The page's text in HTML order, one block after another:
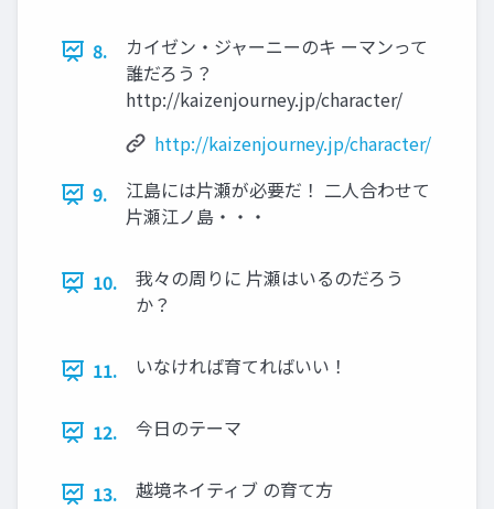
8.
カイゼン・ジャーニーのキ ーマンって
誰だろう？
http://kaizenjourney.jp/character/
http://kaizenjourney.jp/character/
9.
江島には片瀬が必要だ！ 二人合わせて
片瀬江ノ島・・・
10.
我々の周りに 片瀬はいるのだろう
か？
11. いなければ育てればいい！
12. 今日のテーマ
13. 越境ネイティブ の育て方